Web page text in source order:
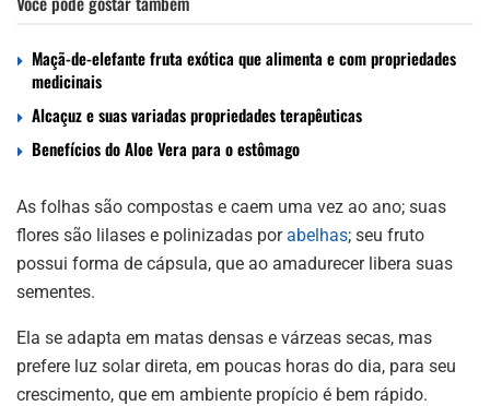
Maçã-de-elefante fruta exótica que alimenta e com propriedades
medicinais
Alcaçuz e suas variadas propriedades terapêuticas
Benefícios do Aloe Vera para o estômago
As folhas são compostas e caem uma vez ao ano; suas
flores são lilases e polinizadas porabelhas; seu fruto
possui forma de cápsula, que ao amadurecer libera suas
sementes.
Ela se adapta em matas densas e várzeas secas, mas
prefere luz solar direta, em poucas horas do dia, para seu
crescimento, que em ambiente propício é bem rápido.